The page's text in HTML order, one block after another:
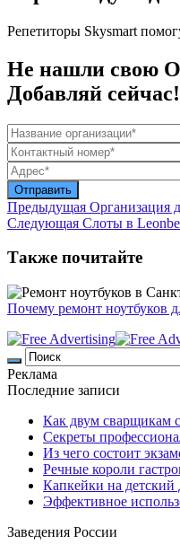
Репетиторы Skysmart
Не нашли свою
Добавляй сейчас!
Предыдущая Организация
Следующая Слоты в
Также почитайте
Почему ремонт ноутбуков
Реклама
Последние записи
Как двум сварщикам
Секреты
Из чего состоит
Речные короли
Капкейки на детский
Эффективное
Заведения России